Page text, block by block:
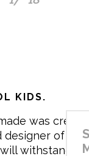
KIDS.
was
designer of the
withstand